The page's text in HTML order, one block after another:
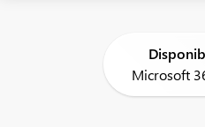
Microsoft